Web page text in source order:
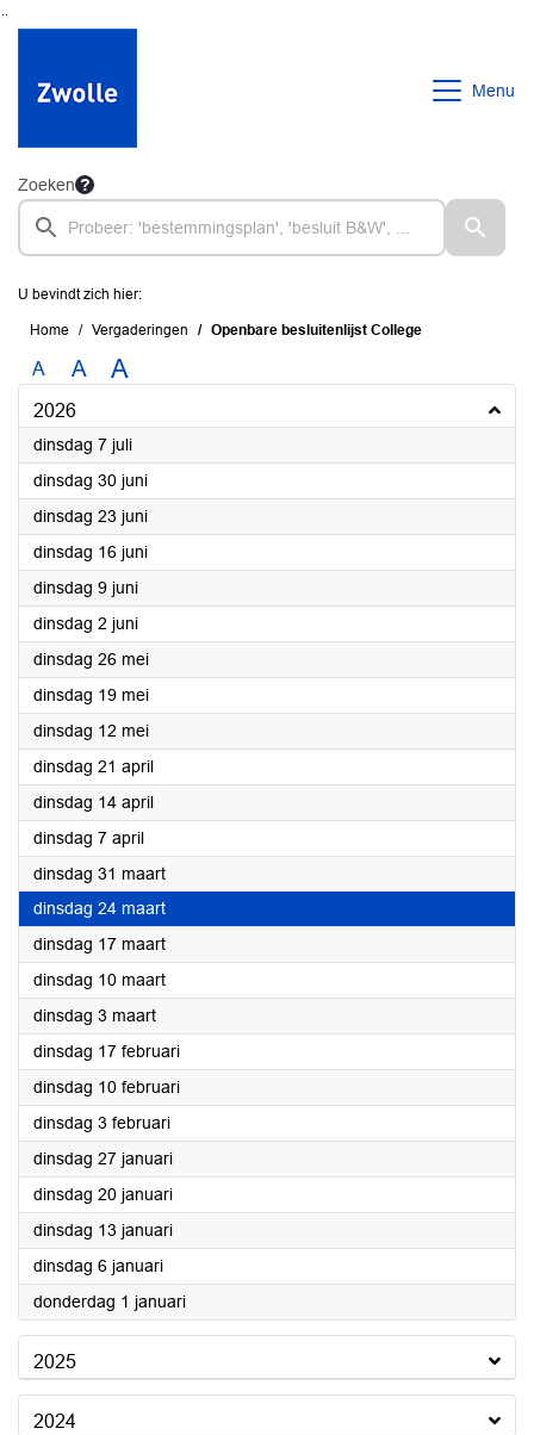
Ga naar de inhoud van deze pagina
Ga naar het zoeken
Ga naar het menu
Menu
Zoeken
U bevindt zich hier:
Home Vergaderingen Openbare besluitenlijst College
A A A
2026
dinsdag 7 juli2026
dinsdag 30 juni2026
dinsdag 23 juni2026
dinsdag 16 juni2026
dinsdag 9 juni2026
dinsdag 2 juni2026
dinsdag 26 mei2026
dinsdag 19 mei2026
dinsdag 12 mei2026
dinsdag 21 april2026
dinsdag 14 april2026
dinsdag 7 april2026
dinsdag 31 maart2026
dinsdag 24 maart2026
dinsdag 17 maart2026
dinsdag 10 maart2026
dinsdag 3 maart2026
dinsdag 17 februari2026
dinsdag 10 februari2026
dinsdag 3 februari2026
dinsdag 27 januari2026
dinsdag 20 januari2026
dinsdag 13 januari2026
dinsdag 6 januari2026
donderdag 1 januari2026
2025
2024